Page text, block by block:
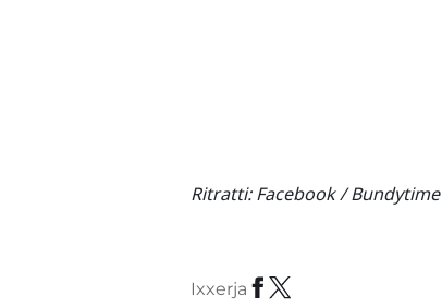
Ritratti: Facebook / Bundytime
Ixxerja